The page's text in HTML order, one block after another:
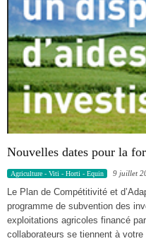
Nouvelles dates pour la
Agriculture - Viti - Horti - Equin 9 juillet
Le Plan de Compétitivité et
programme de subvention des
exploitations agricoles financé
collaborateurs se tiennent à